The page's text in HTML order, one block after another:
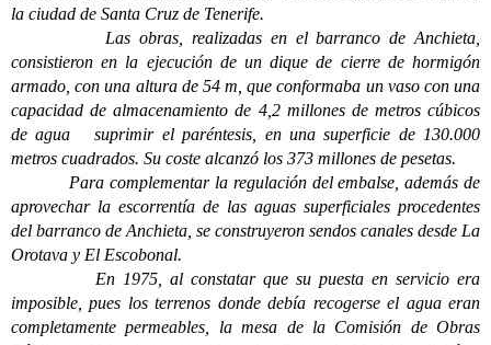
la ciudad de Santa Cruz de Tenerife.
Las obras, realizadas en el barranco de Anchieta,
consistieron en la ejecución de un dique de cierre de hormigón
armado, con una altura de 54 m, que conformaba un vaso con una
capacidad de almacenamiento de 4,2 millones de metros cúbicos
de agua suprimir el paréntesis, en una superficie de 130.000
metros cuadrados. Su coste alcanzó los 373 millones de pesetas.
Para complementar la regulación del embalse, además de
aprovechar la escorrentía de las aguas superficiales procedentes
del barranco de Anchieta, se construyeron sendos canales desde La
Orotava y El Escobonal.
En 1975, al constatar que su puesta en servicio era
imposible, pues los terrenos donde debía recogerse el agua eran
completamente permeables, la mesa de la Comisión de Obras